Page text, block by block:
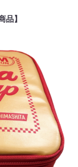
品】